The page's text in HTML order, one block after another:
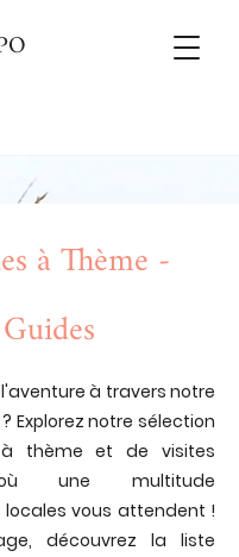
à Thème -
Guides
à travers notre
Explorez notre sélection
thème et de visites
une multitude
locales vous attendent !
découvrez la liste